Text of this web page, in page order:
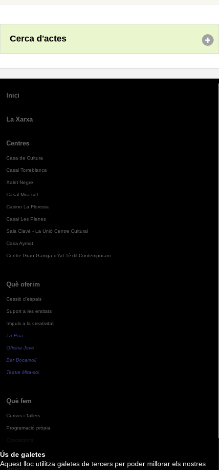
Ús de galetes
Aquest lloc utilitza galetes de tercers per poder millorar els nostres
Cerca d'actes
Inici
La Xarxa
Centres
Casa de Cultura
Casal Torreblanca
Xalet Negre
Casal Mira-sol
Casino La Floresta
Casal Les Planes
Sala Clavé - La Unió Centre Cultural
Casa Aymat
Centre Grau-Garriga d'Art Tèxtil Contemporani
Què oferim
Cessió d'espais
Suport a les entitats
Impuls a la creativitat
La Pua
Oficina Jove
Bar Bocamoll
Teatre Mira-sol
Què fem
Cursos i Tallers
Programació pròpia